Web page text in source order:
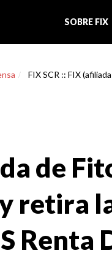
SOBRE FIX
FIX SCR :: FIX
de
retira
Renta